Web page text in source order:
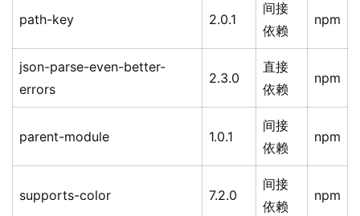
path-key 2.0.1
间接
依赖
npm
json-parse-even-better-
errors
2.3.0
直接
依赖
npm
parent-module 1.0.1
间接
依赖
npm
supports-color 7.2.0
间接
依赖
npm